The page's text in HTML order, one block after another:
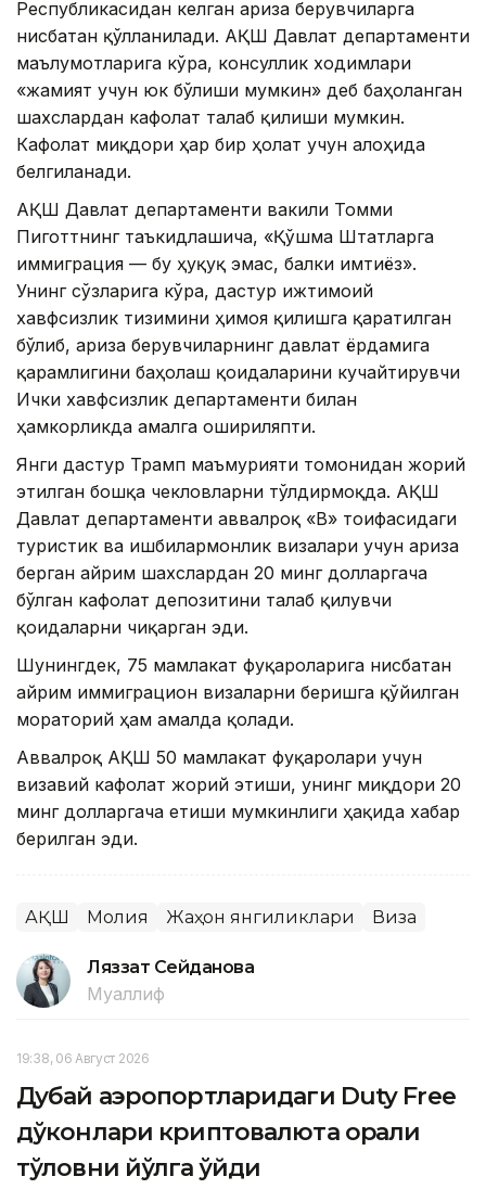
Республикасидан келган ариза берувчиларга
нисбатан қўлланилади. АҚШ Давлат департаменти
маълумотларига кўра, консуллик ходимлари
«жамият учун юк бўлиши мумкин» деб баҳоланган
шахслардан кафолат талаб қилиши мумкин.
Кафолат миқдори ҳар бир ҳолат учун алоҳида
белгиланади.
АҚШ Давлат департаменти вакили Томми
Пиготтнинг таъкидлашича, «Қўшма Штатларга
иммиграция — бу ҳуқуқ эмас, балки имтиёз».
Унинг сўзларига кўра, дастур ижтимоий
хавфсизлик тизимини ҳимоя қилишга қаратилган
бўлиб, ариза берувчиларнинг давлат ёрдамига
қарамлигини баҳолаш қоидаларини кучайтирувчи
Ички хавфсизлик департаменти билан
ҳамкорликда амалга ошириляпти.
Янги дастур Трамп маъмурияти томонидан жорий
этилган бошқа чекловларни тўлдирмоқда. АҚШ
Давлат департаменти аввалроқ «B» тоифасидаги
туристик ва ишбилармонлик визалари учун ариза
берган айрим шахслардан 20 минг долларгача
бўлган кафолат депозитини талаб қилувчи
қоидаларни чиқарган эди.
Шунингдек, 75 мамлакат фуқароларига нисбатан
айрим иммиграцион визаларни беришга қўйилган
мораторий ҳам амалда қолади.
Аввалроқ АҚШ 50 мамлакат фуқаролари учун
визавий кафолат жорий этиши, унинг миқдори 20
минг долларгача етиши мумкинлиги ҳақида хабар
берилган эди.
АҚШ Молия Жаҳон янгиликлари Виза
Ляззат Сейданова
Муаллиф
19:38, 06 Август 2026
Дубай аэропортларидаги Duty Free
дўконлари криптовалюта орқали
тўловни йўлга қўйди